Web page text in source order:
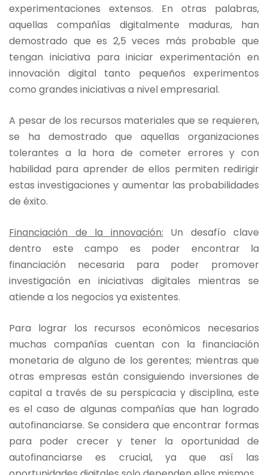
experimentaciones extensos. En otras palabras,
aquellas compañías digitalmente maduras, han
demostrado que es 2,5 veces más probable que
tengan iniciativa para iniciar experimentación en
innovación digital tanto pequeños experimentos
como grandes iniciativas a nivel empresarial.
A pesar de los recursos materiales que se requieren,
se ha demostrado que aquellas organizaciones
tolerantes a la hora de cometer errores y con
habilidad para aprender de ellos permiten redirigir
estas investigaciones y aumentar las probabilidades
de éxito.
Financiación de la innovación:
Un desafío clave
dentro este campo es poder encontrar la
financiación necesaria para poder promover
investigación en iniciativas digitales mientras se
atiende a los negocios ya existentes.
Para lograr los recursos económicos necesarios
muchas compañías cuentan con la financiación
monetaria de alguno de los gerentes; mientras que
otras empresas están consiguiendo inversiones de
capital a través de su perspicacia y disciplina, este
es el caso de algunas compañías que han logrado
autofinanciarse. Se considera que encontrar formas
para poder crecer y tener la oportunidad de
autofinanciarse es crucial, ya que así las